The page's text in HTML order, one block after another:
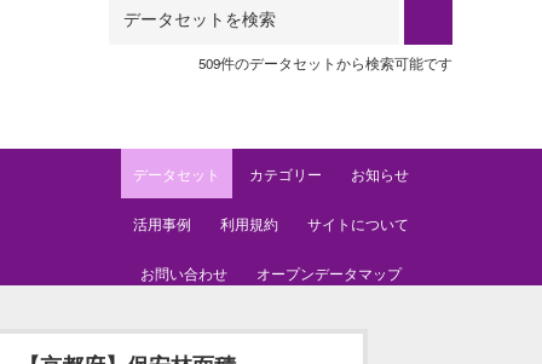
509件のデータセットから検索可能です
データセット カテゴリー お知らせ
活用事例 利用規約 サイトについて
お問い合わせ オープンデータマップ